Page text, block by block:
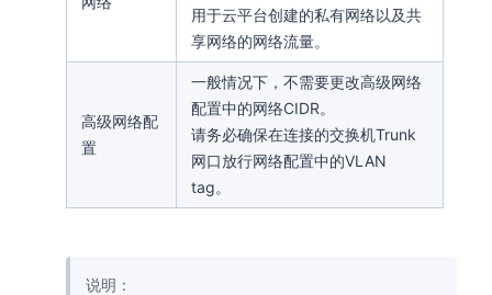
用于云平台创建的私有网络以及共
享网络的网络流量。
高级网络配
置
一般情况下，不需要更改高级网络
配置中的网络CIDR。
请务必确保在连接的交换机Trunk
网口放行网络配置中的VLAN
tag。
说明：